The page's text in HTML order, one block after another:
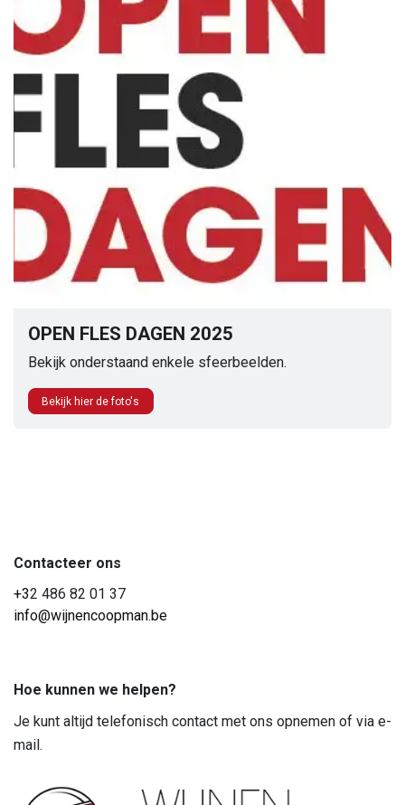
OPEN FLES DAGEN 2025
Bekijk onderstaand enkele sfeerbeelden.
Bekijk hier de foto's
Contacteer ons
+32 486 82 01 37
info@wijnencoopman.be
Hoe kunnen we helpen?
Je kunt altijd telefonisch contact met ons opnemen of via e-
mail.